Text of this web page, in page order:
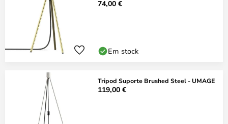
74,00 €
Em stock
Tripod Suporte Brushed Steel - UMAGE
119,00 €